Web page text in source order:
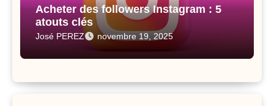
Acheter des followers Instagram : 5
atouts clés
José PEREZ novembre 19, 2025